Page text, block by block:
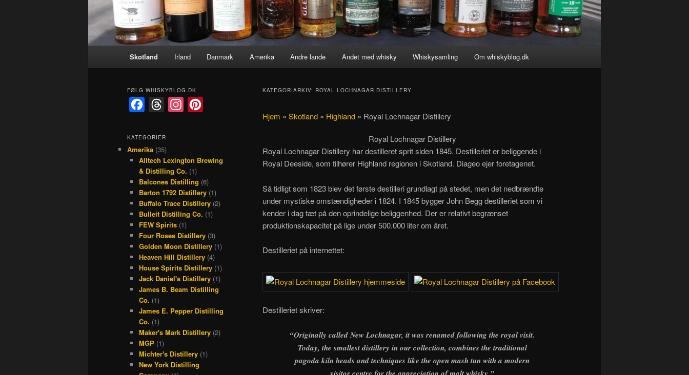
Skotland Irland Danmark Amerika Andre lande Andet med whisky Whiskysamling Om whiskyblog.dk
KATEGORIARKIV: ROYAL LOCHNAGAR DISTILLERY
Hjem » Skotland » Highland » Royal Lochnagar Distillery
Royal Lochnagar Distillery
Royal Lochnagar Distillery har destilleret sprit siden 1845. Destilleriet er beliggende i
Royal Deeside, som tilhører Highland regionen i Skotland. Diageo ejer foretagenet.
Så tidligt som 1823 blev det første destilleri grundlagt på stedet, men det nedbrændte
under mystiske omstændigheder i 1824. I 1845 bygger John Begg destilleriet som vi
kender i dag tæt på den oprindelige beliggenhed. Der er relativt begrænset
produktionskapacitet på lige under 500.000 liter om året.
Destilleriet på internettet:
Destilleriet skriver:
“Originally called New Lochnagar, it was renamed following the royal visit.
Today, the smallest distillery in our collection, combines the traditional
pagoda kiln heads and techniques like the open mash tun with a modern
FØLG WHISKYBLOG.DK
c
e
b
o
o
k
r
e
a
d
s
a
g
r
a
m
e
r
e
s
KATEGORIER
Amerika (35)
Alltech Lexington Brewing
& Distilling Co. (1)
Balcones Distilling (6)
Barton 1792 Distillery(1)
Buffalo Trace Distillery(2)
Bulleit Distilling Co. (1)
FEW Spirits(1)
Four Roses Distillery(3)
Golden Moon Distillery(1)
Heaven Hill Distillery(4)
House Spirits Distillery(1)
Jack Daniel's Distillery(1)
James B. Beam Distilling
Co. (1)
James E. Pepper Distilling
Co. (1)
Maker's Mark Distillery(2)
MGP(1)
Michter's Distillery(1)
New York Distilling